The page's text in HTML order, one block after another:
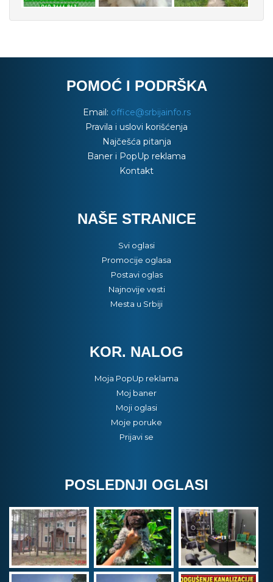
POMOĆ I PODRŠKA
Email: office@srbijainfo.rs
Pravila i uslovi korišćenja
Najčešća pitanja
Baner i PopUp reklama
Kontakt
NAŠE STRANICE
Svi oglasi
Promocije oglasa
Postavi oglas
Najnovije vesti
Mesta u Srbiji
KOR. NALOG
Moja PopUp reklama
Moj baner
Moji oglasi
Moje poruke
Prijavi se
POSLEDNJI OGLASI